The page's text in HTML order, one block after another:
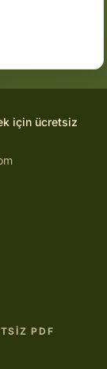
için ücretsiz
PDF